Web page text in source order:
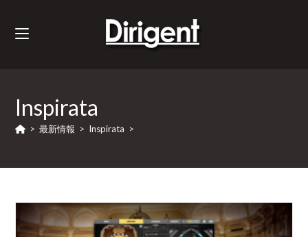
Inspirata
> 最新情報 > Inspirata >